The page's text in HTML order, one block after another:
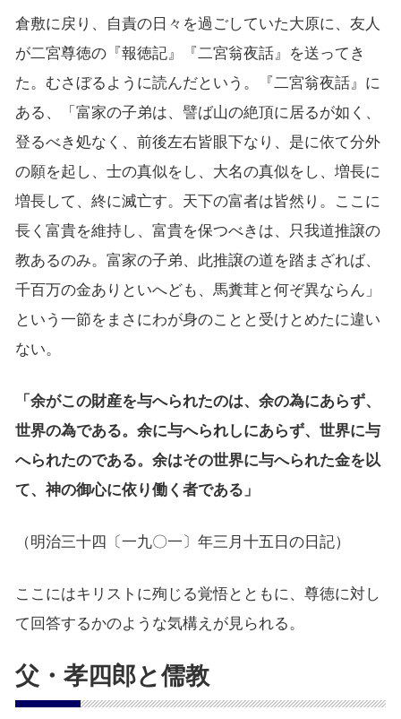
倉敷に戻り、自責の日々を過ごしていた大原に、友人
が二宮尊徳の『報徳記』『二宮翁夜話』を送ってき
た。むさぼるように読んだという。『二宮翁夜話』に
ある、「富家の子弟は、譬ば山の絶頂に居るが如く、
登るべき処なく、前後左右皆眼下なり、是に依て分外
の願を起し、士の真似をし、大名の真似をし、増長に
増長して、終に滅亡す。天下の富者は皆然り。ここに
長く富貴を維持し、富貴を保つべきは、只我道推譲の
教あるのみ。富家の子弟、此推譲の道を踏まざれば、
千百万の金ありといへども、馬糞茸と何ぞ異ならん」
という一節をまさにわが身のことと受けとめたに違い
ない。
「余がこの財産を与へられたのは、余の為にあらず、
世界の為である。余に与へられしにあらず、世界に与
へられたのである。余はその世界に与へられた金を以
て、神の御心に依り働く者である」
（明治三十四〔一九〇一〕年三月十五日の日記）
ここにはキリストに殉じる覚悟とともに、尊徳に対し
て回答するかのような気構えが見られる。
父・孝四郎と儒教